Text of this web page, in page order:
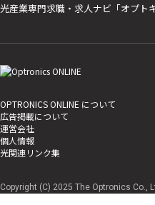
光産業専門求職・求人ナビ「オプト
OPTRONICS ONLINE について
広告掲載について
運営会社
個人情報
光関連リンク集
Copyright (C) 2025 The Optronics Co.,